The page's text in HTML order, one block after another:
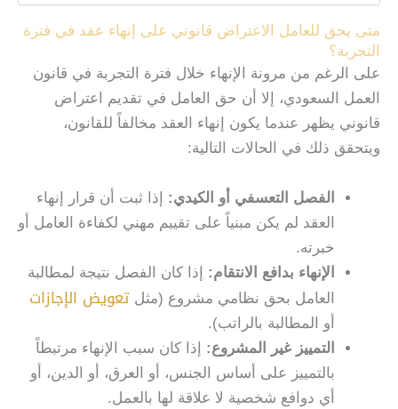
متى يحق للعامل الاعتراض قانوني على إنهاء عقد في فترة
التجربة؟
على الرغم من مرونة الإنهاء خلال فترة التجربة في قانون
العمل السعودي، إلا أن حق العامل في تقديم اعتراض
قانوني يظهر عندما يكون إنهاء العقد مخالفاً للقانون،
ويتحقق ذلك في الحالات التالية:
الفصل التعسفي أو الكيدي: إذا ثبت أن قرار إنهاء
العقد لم يكن مبنياً على تقييم مهني لكفاءة العامل أو
خبرته.
الإنهاء بدافع الانتقام: إذا كان الفصل نتيجة لمطالبة
العامل بحق نظامي مشروع (مثل تعويض الإجازات
أو المطالبة بالراتب).
التمييز غير المشروع: إذا كان سبب الإنهاء مرتبطاً
بالتمييز على أساس الجنس، أو العرق، أو الدين، أو
أي دوافع شخصية لا علاقة لها بالعمل.